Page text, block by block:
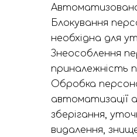
Блокування
необхідна для
Знеособлення
приналежність
Обробка
автоматизації
зберігання,
видалення,